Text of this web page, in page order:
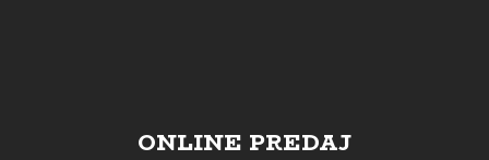
ONLINE PREDAJ